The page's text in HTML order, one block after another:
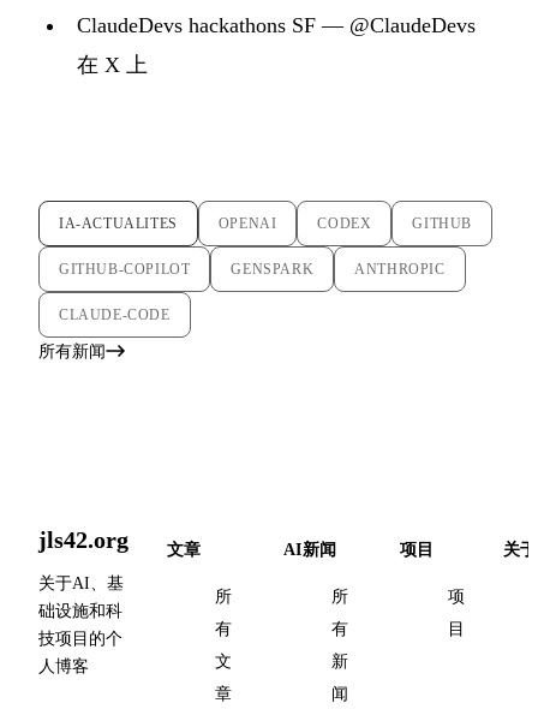
ClaudeDevs hackathons SF — @ClaudeDevs
在 X 上
IA-ACTUALITES OPENAI CODEX GITHUB
GITHUB-COPILOT GENSPARK ANTHROPIC
CLAUDE-CODE
所有新闻
jls42.org
关于AI、基
础设施和科
技项目的个
人博客
文章
所
有
文
章
AI新闻
所
有
新
闻
项目
项
目
关于